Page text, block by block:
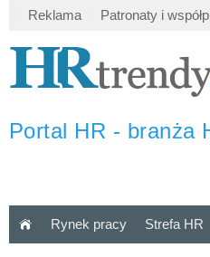
Reklama Patronaty i
Portal HR - branża
Rynek pracy Strefa HR